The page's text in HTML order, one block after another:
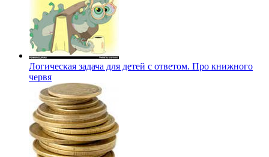
Логическая задача для детей с ответом. Про книжного
червя